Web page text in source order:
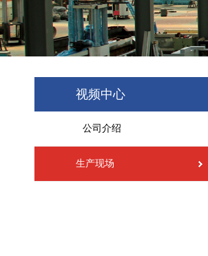
视频中心
公司介绍
生产现场